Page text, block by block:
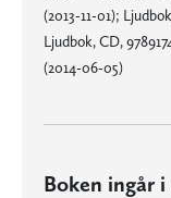
(2013-11-01);
Ljudbok, CD,
(2014-06-05)
Boken ingår i